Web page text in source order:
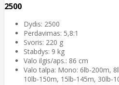
2500
Dydis: 2500
Perdavimas: 5,8:1
Svoris: 220 g
Stabdys: 9 kg
Valo ilgis/aps.: 86 cm
Valo talpa: Mono: 6lb-200m,
10lb-150m, 15lb-145m, 30lb-